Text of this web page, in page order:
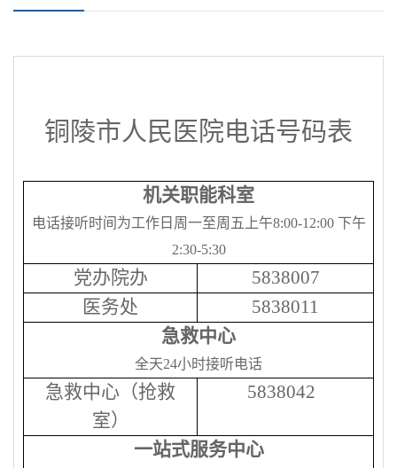
铜陵市人民医院电话号码表
机关职能科室
电话接听时间为工作日周一至周五 上午8:00-12:00 下午
2:30-5:30
党办院办
5838007
医务处
5838011
急救中心
全天24小时接听电话
急救中心 （抢救
室）
5838042
一站式服务中心